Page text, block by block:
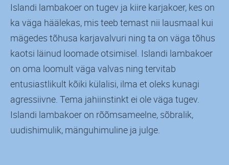
Islandi lambakoer on tugev ja kiire karjakoer, kes on
ka väga häälekas, mis teeb temast nii lausmaal kui
mägedes tõhusa karjavalvuri ning ta on väga tõhus
kaotsi läinud loomade otsimisel. Islandi lambakoer
on oma loomult väga valvas ning tervitab
entusiastlikult kõiki külalisi, ilma et oleks kunagi
agressiivne. Tema jahiinstinkt ei ole väga tugev.
Islandi lambakoer on rõõmsameelne, sõbralik,
uudishimulik, mänguhimuline ja julge.